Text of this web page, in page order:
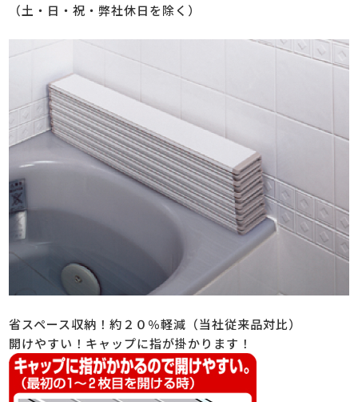
（土・日・祝・弊社休日を除く）
省スペース収納！約２０％軽減（当社従来品対比）
開けやすい！キャップに指が掛かります！